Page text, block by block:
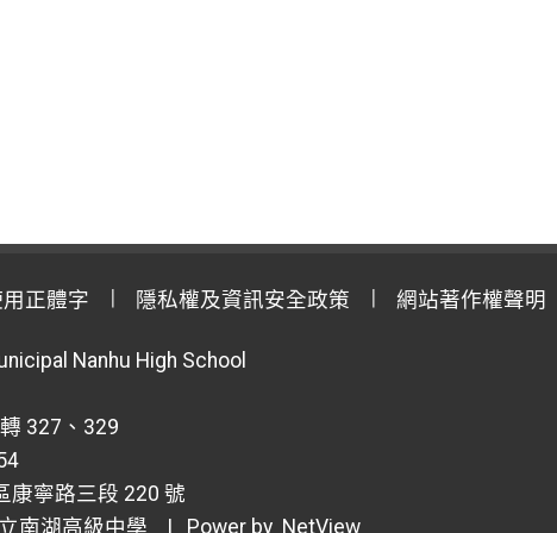
正體字 隱私權及資訊安全政策 網站著作權聲明
Nanhu High School
327、329
康寧路三段 220 號
南湖高級中學 | Power by NetView